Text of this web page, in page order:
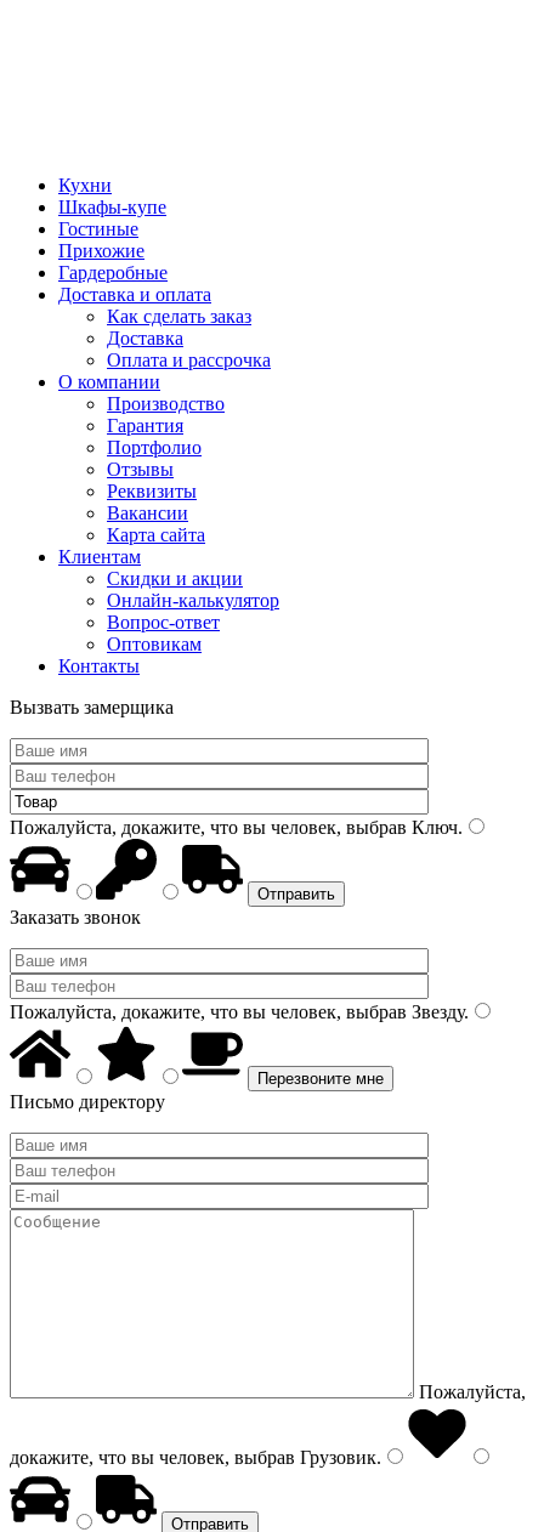
Кухни
Шкафы-купе
Гостиные
Прихожие
Гардеробные
Доставка и оплата
Как сделать заказ
Доставка
Оплата и рассрочка
О компании
Производство
Гарантия
Портфолио
Отзывы
Реквизиты
Вакансии
Карта сайта
Клиентам
Скидки и акции
Онлайн-калькулятор
Вопрос-ответ
Оптовикам
Контакты
Вызвать замерщика
Пожалуйста, докажите, что вы человек, выбрав Ключ.
Заказать звонок
Пожалуйста, докажите, что вы человек, выбрав Звезду.
Письмо директору
Пожалуйста,
докажите, что вы человек, выбрав Грузовик.